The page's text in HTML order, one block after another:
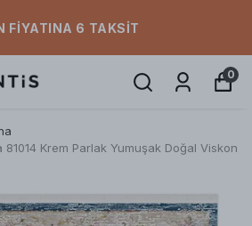
FIYATINA 6 TAKSIT
0
81014 Krem Parlak Yumuşak Doğal Viskon